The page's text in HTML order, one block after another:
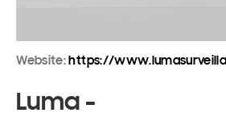
Website: https://
Luma -